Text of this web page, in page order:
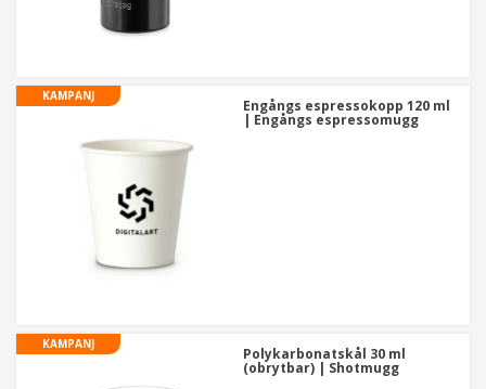
KAMPANJ
Engångs espressokopp 120 ml
| Engångs espressomugg
KAMPANJ
Polykarbonatskål 30 ml
(obrytbar) | Shotmugg